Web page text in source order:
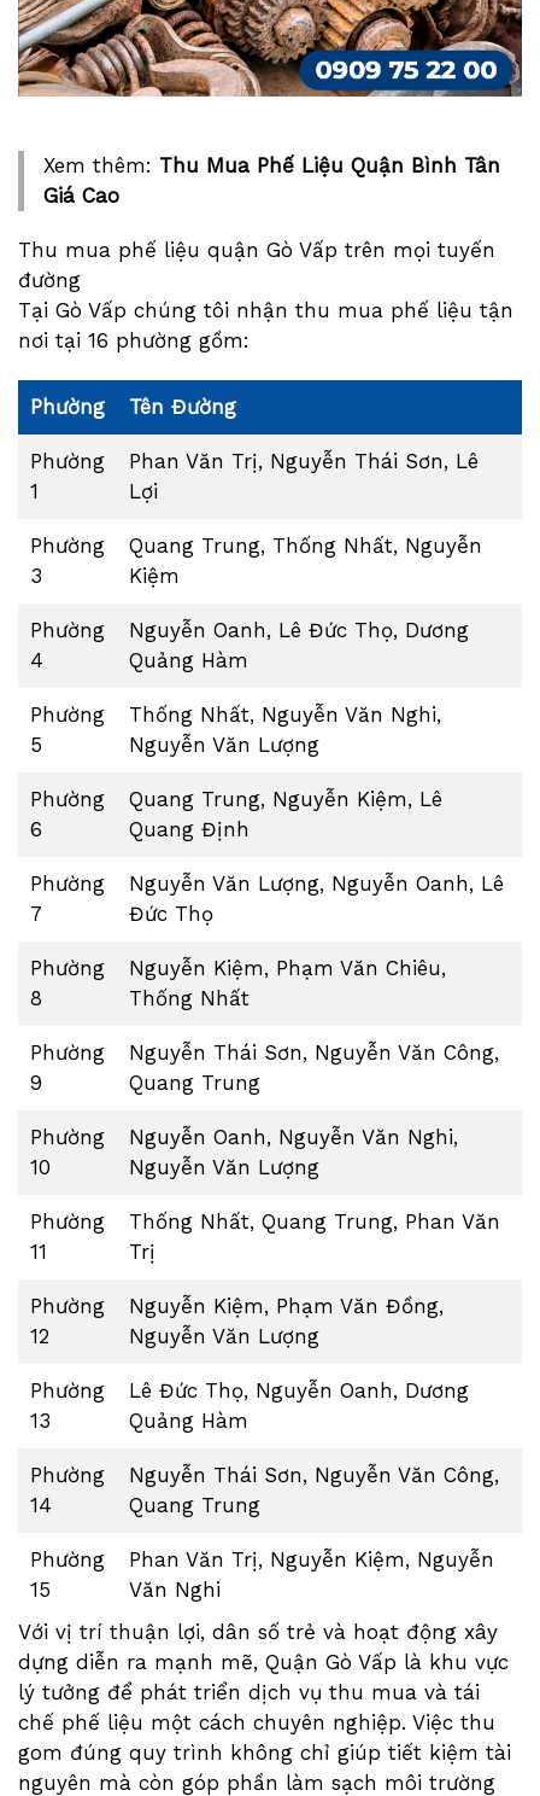
Xem thêm: Thu Mua Phế Liệu Quận Bình Tân
Giá Cao
Thu mua phế liệu quận Gò Vấp trên mọi tuyến
đường
Tại Gò Vấp chúng tôi nhận thu mua phế liệu tận
nơi tại 16 phường gồm:
Phường Tên Đường
Phường
1
Phan Văn Trị, Nguyễn Thái Sơn, Lê
Lợi
Phường
3
Quang Trung, Thống Nhất, Nguyễn
Kiệm
Phường
4
Nguyễn Oanh, Lê Đức Thọ, Dương
Quảng Hàm
Phường
5
Thống Nhất, Nguyễn Văn Nghi,
Nguyễn Văn Lượng
Phường
6
Quang Trung, Nguyễn Kiệm, Lê
Quang Định
Phường
7
Nguyễn Văn Lượng, Nguyễn Oanh, Lê
Đức Thọ
Phường
8
Nguyễn Kiệm, Phạm Văn Chiêu,
Thống Nhất
Phường
9
Nguyễn Thái Sơn, Nguyễn Văn Công,
Quang Trung
Phường
10
Nguyễn Oanh, Nguyễn Văn Nghi,
Nguyễn Văn Lượng
Phường
11
Thống Nhất, Quang Trung, Phan Văn
Trị
Phường
12
Nguyễn Kiệm, Phạm Văn Đồng,
Nguyễn Văn Lượng
Phường
13
Lê Đức Thọ, Nguyễn Oanh, Dương
Quảng Hàm
Phường
14
Nguyễn Thái Sơn, Nguyễn Văn Công,
Quang Trung
Phường
15
Phan Văn Trị, Nguyễn Kiệm, Nguyễn
Văn Nghi
Với vị trí thuận lợi, dân số trẻ và hoạt động xây
dựng diễn ra mạnh mẽ, Quận Gò Vấp là khu vực
lý tưởng để phát triển dịch vụ thu mua và tái
chế phế liệu một cách chuyên nghiệp. Việc thu
gom đúng quy trình không chỉ giúp tiết kiệm tài
nguyên mà còn góp phần làm sạch môi trường